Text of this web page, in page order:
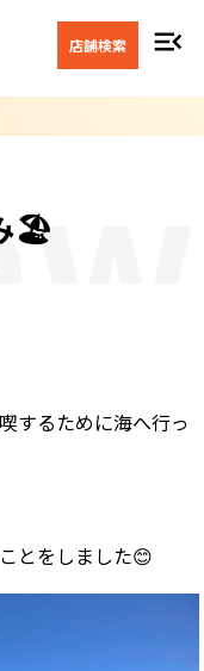
店舗検索 menu_open
🏖
するために海へ行っ
とをしました😊